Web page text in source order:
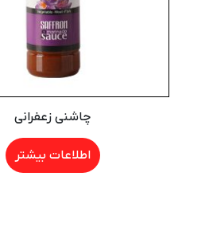
چاشنی زعفرانی
اطلاعات بیشتر